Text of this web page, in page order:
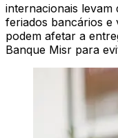
internacionais levam
feriados bancários e
podem afetar a
Banque Misr para